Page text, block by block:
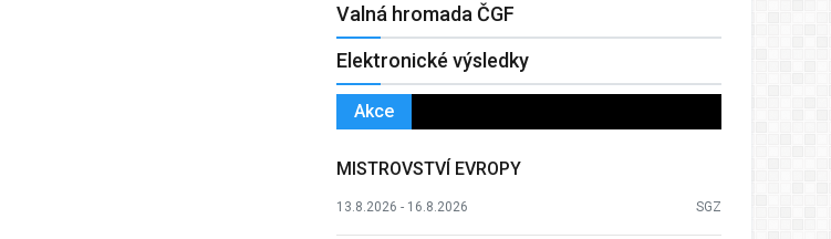
Valná hromada ČGF
Elektronické výsledky
Akce
MISTROVSTVÍ EVROPY
13.8.2026 - 16.8.2026 SGZ